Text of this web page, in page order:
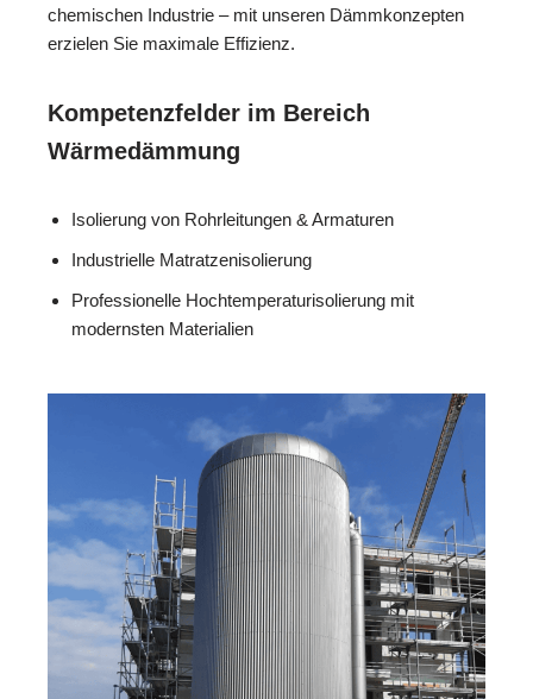
chemischen Industrie – mit unseren Dämmkonzepten
erzielen Sie maximale Effizienz.
Kompetenzfelder im Bereich
Wärmedämmung
Isolierung von Rohrleitungen & Armaturen
Industrielle Matratzenisolierung
Professionelle Hochtemperaturisolierung mit
modernsten Materialien